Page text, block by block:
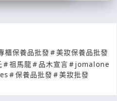
櫃保養品批發#美妝保養品批發
#祖馬龍# 品木宣言# jomalone
#保養品批發#美妝批發